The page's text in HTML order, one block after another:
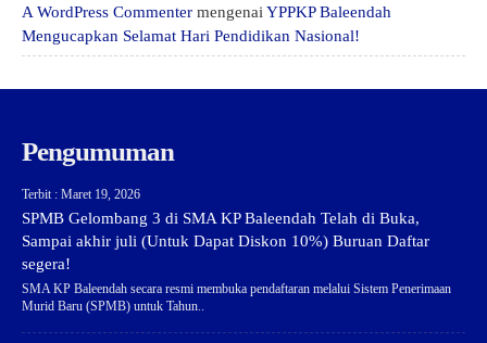
A WordPress Commenter mengenaiYPPKP Baleendah
Mengucapkan Selamat Hari Pendidikan Nasional!
Pengumuman
Terbit : Maret 19, 2026
SPMB Gelombang 3 di SMA KP Baleendah Telah di Buka,
Sampai akhir juli (Untuk Dapat Diskon 10%) Buruan Daftar
segera!
SMA KP Baleendah secara resmi membuka pendaftaran melalui Sistem Penerimaan
Murid Baru (SPMB) untuk Tahun..